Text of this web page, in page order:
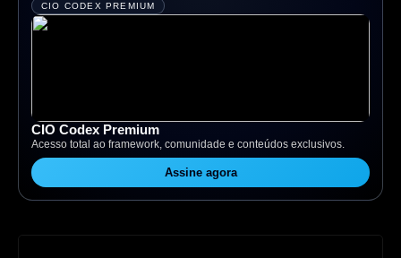
CIO CODEX PREMIUM
CIO Codex Premium
Acesso total ao framework, comunidade e conteúdos exclusivos.
Assine agora